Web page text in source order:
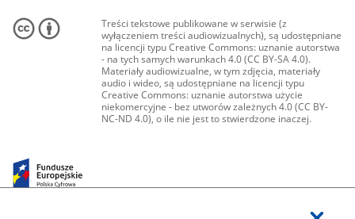
Treści tekstowe publikowane w serwisie (z
wyłączeniem treści audiowizualnych), są udostępniane
na licencji typu Creative Commons: uznanie autorstwa
- na tych samych warunkach 4.0 (CC BY-SA 4.0).
Materiały audiowizualne, w tym zdjęcia, materiały
audio i wideo, są udostępniane na licencji typu
Creative Commons: uznanie autorstwa użycie
niekomercyjne - bez utworów zależnych 4.0 (CC BY-
NC-ND 4.0), o ile nie jest to stwierdzone inaczej.